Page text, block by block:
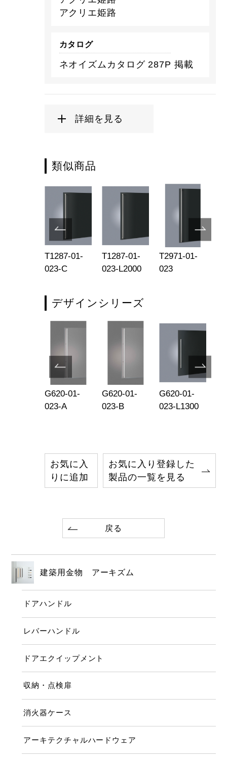
アクリエ姫路
カタログ
ネオイズムカタログ 287P 掲載
詳細を見る
類似商品
T1287-01-
023-C
T1287-01-
023-L2000
T2971-01-
023
デザインシリーズ
G620-01-
023-A
G620-01-
023-B
G620-01-
023-L1300
お気に入
りに追加
お気に入り登録した
製品の一覧を見る
戻る
建築用金物 アーキズム
ドアハンドル
レバーハンドル
ドアエクイップメント
収納・点検扉
消火器ケース
アーキテクチャルハードウェア